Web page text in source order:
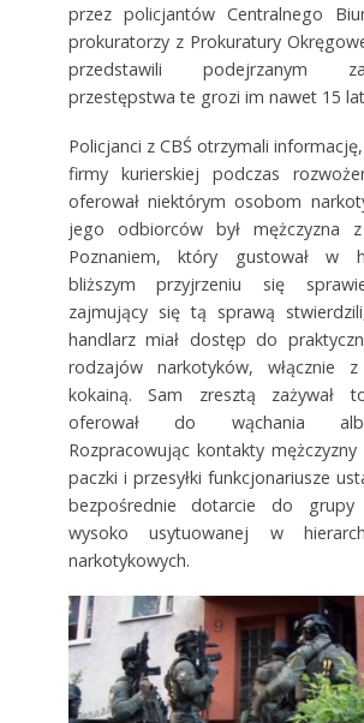
przez policjantów Centralnego
prokuratorzy z Prokuratury
przedstawili podejrzanym
przestępstwa te grozi im nawet 15
Policjanci z CBŚ otrzymali
firmy kurierskiej podczas
oferował niektórym osobom
jego odbiorców był mężczyzna
Poznaniem, który gustował w
bliższym przyjrzeniu się
zajmujący się tą sprawą
handlarz miał dostęp do
rodzajów narkotyków, włącznie z
kokainą. Sam zresztą zażywał
oferował do wąchania
Rozpracowując kontakty
paczki i przesyłki funkcjonariusze
bezpośrednie dotarcie do grupy
wysoko usytuowanej w
narkotykowych.